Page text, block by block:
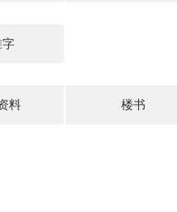
字
料 楼书